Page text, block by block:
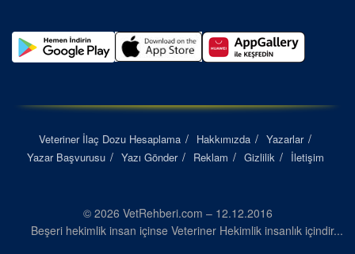
Veteriner İlaç Dozu Hesaplama Hakkımızda
Yazarlar
Yazar Başvurusu
Yazı Gönder Reklam Gizlilik İletişim
© 2026 VetRehberi.com – 12.12.2016
Beşeri hekimlik insan içinse Veteriner Hekimlik insanlık içindir...